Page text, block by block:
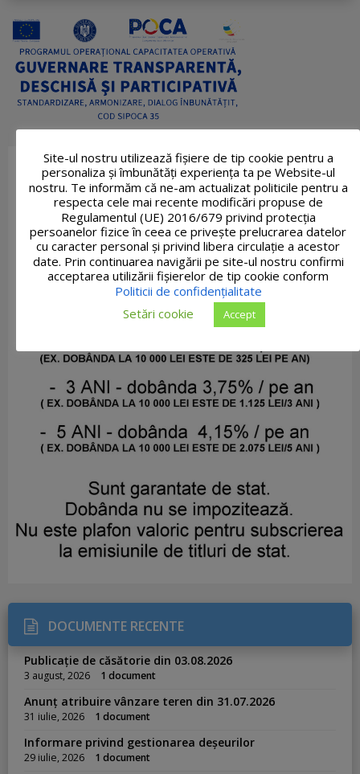
DOCUMENTE RECENTE
Publicație de căsătorie din 03.08.2026
3 august, 2026 1 document
Anunț atribuire vânzare teren din 31.07.2026
31 iulie, 2026 1 document
Informare privind gestionarea deșeurilor
29 iulie, 2026 1 document
Site-ul nostru utilizează fişiere de tip cookie pentru a
personaliza și îmbunătăți experiența ta pe Website-ul
nostru. Te informăm că ne-am actualizat politicile pentru a
respecta cele mai recente modificări propuse de
Regulamentul (UE) 2016/679 privind protecția
persoanelor fizice în ceea ce privește prelucrarea datelor
cu caracter personal și privind libera circulație a acestor
date. Prin continuarea navigării pe site-ul nostru confirmi
acceptarea utilizării fişierelor de tip cookie conform
Politicii de confidențialitate
Setări cookie
Accept